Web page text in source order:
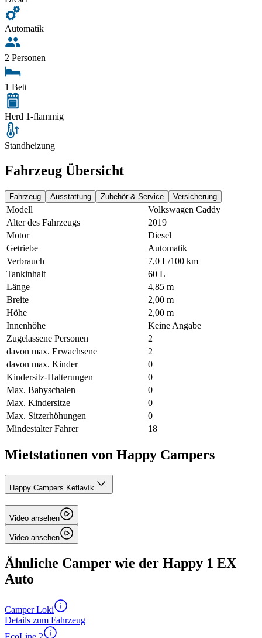
Automatik
2 Personen
1 Bett
Herd 1-flammig
Standheizung
Fahrzeug Übersicht
Fahrzeug Ausstattung Zubehör & Service Versicherung
Modell
Volkswagen Caddy
Alter des Fahrzeugs
2019
Motor
Diesel
Getriebe
Automatik
Verbrauch
7,0 L/100 km
Tankinhalt
60 L
Länge
4,85 m
Breite
2,00 m
Höhe
2,00 m
Innenhöhe
Keine Angabe
Zugelassene Personen
2
davon max. Erwachsene
2
davon max. Kinder
0
Kindersitz-Halterungen
0
Max. Babyschalen
0
Max. Kindersitze
0
Max. Sitzerhöhungen
0
Mindestalter Fahrer
18
Mietstationen von Happy Campers
Happy Campers Keflavík
Video ansehen
Video ansehen
Ähnliche Camper wie der Happy 1 EX
Auto
Camper Loki
Details zum Fahrzeug